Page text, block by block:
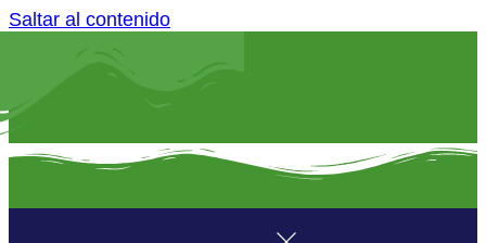
Saltar al contenido